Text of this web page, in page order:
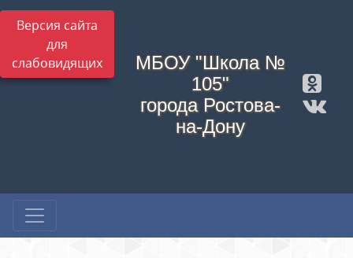
Версия сайта
для
слабовидящих
МБОУ "Школа №
105"
города Ростова-
на-Дону